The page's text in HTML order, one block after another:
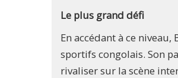
Le plus grand défi
En accédant à ce
sportifs congolais. Son
rivaliser sur la scène